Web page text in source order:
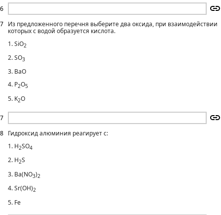
6
7
7
Из предложенного перечня выберите два оксида, при взаимодействии
которых с водой образуется кислота.
1. SiO2
2. SO3
3. BaO
4. P2O5
5. K2O
8
Гидроксид алюминия реагирует с:
1. H2SO4
2. H2S
3. Ba(NO3)2
4. Sr(OH)2
5. Fe